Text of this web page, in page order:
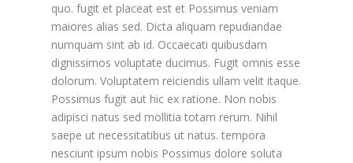
quo. fugit et placeat est et Possimus veniam
maiores alias sed. Dicta aliquam repudiandae
numquam sint ab id. Occaecati quibusdam
dignissimos voluptate ducimus. Fugit omnis esse
dolorum. Voluptatem reiciendis ullam velit itaque.
Possimus fugit aut hic ex ratione. Non nobis
adipisci natus sed mollitia totam rerum. Nihil
saepe ut necessitatibus ut natus. tempora
nesciunt ipsum nobis Possimus dolore soluta